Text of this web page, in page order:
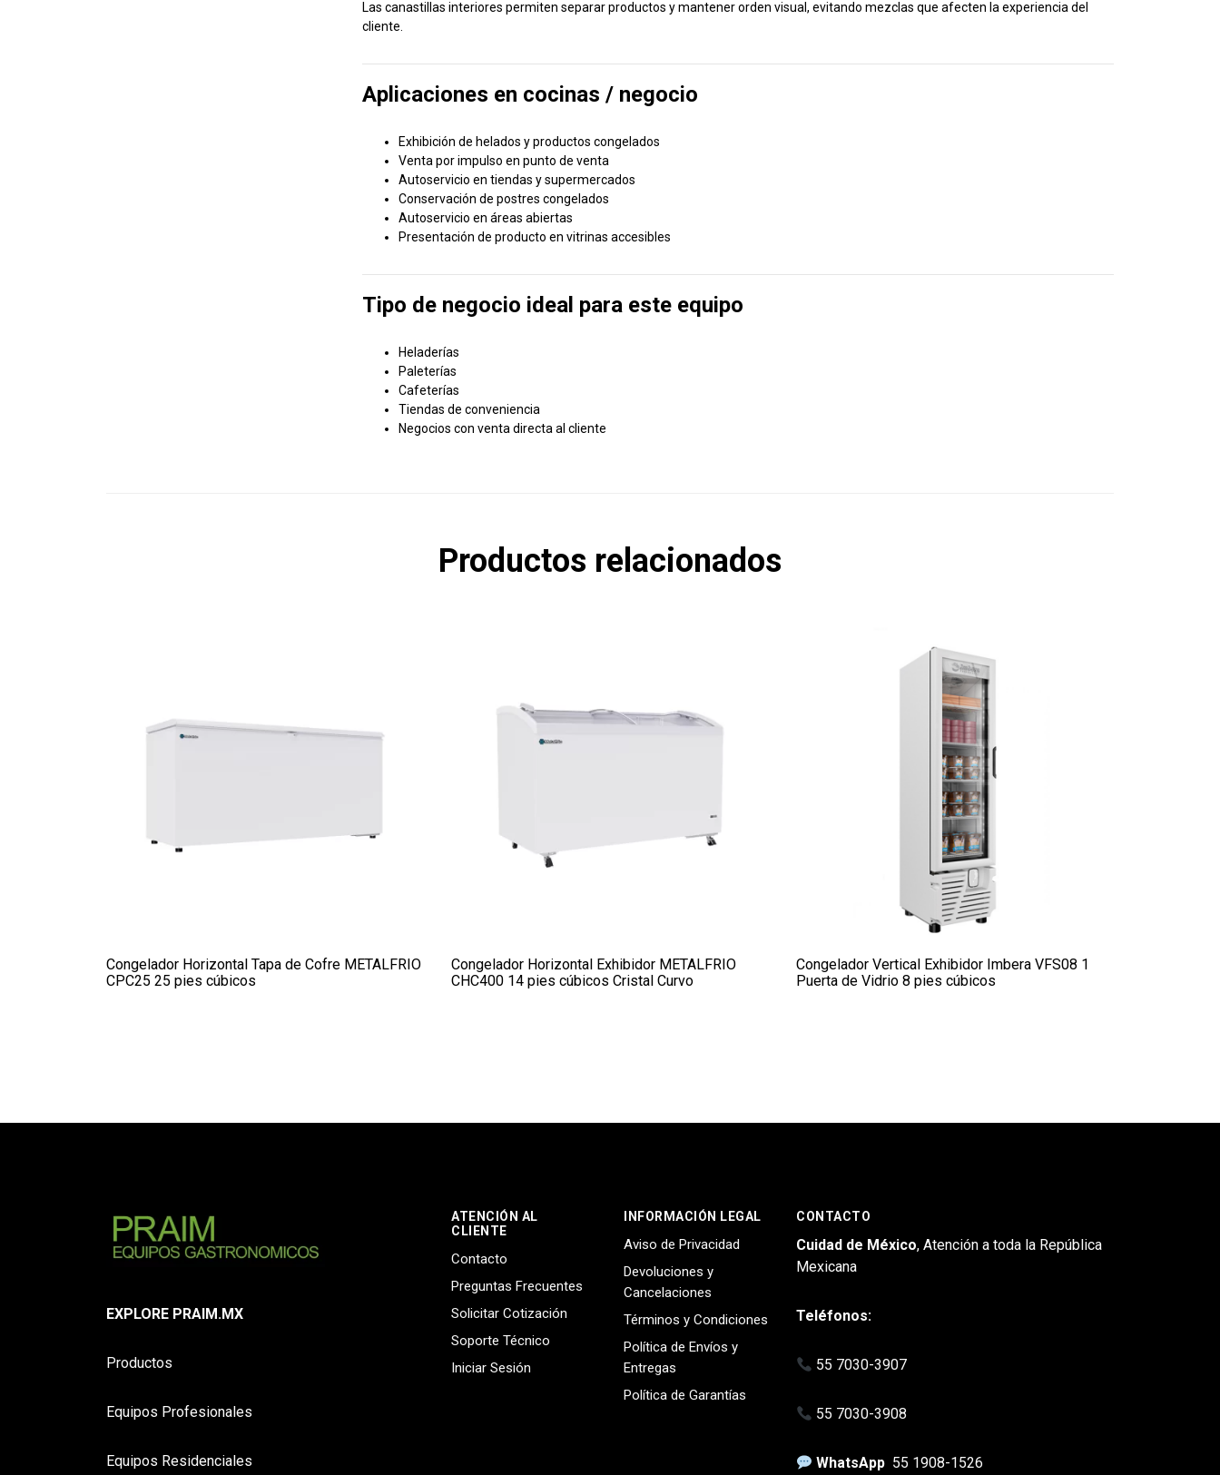
Las canastillas interiores permiten separar productos y mantener orden visual, evitando mezclas que afecten la experiencia del
cliente.
Aplicaciones en cocinas / negocio
Exhibición de helados y productos congelados
Venta por impulso en punto de venta
Autoservicio en tiendas y supermercados
Conservación de postres congelados
Autoservicio en áreas abiertas
Presentación de producto en vitrinas accesibles
Tipo de negocio ideal para este equipo
Heladerías
Paleterías
Cafeterías
Tiendas de conveniencia
Negocios con venta directa al cliente
Productos relacionados
Congelador Horizontal Tapa de Cofre METALFRIO
CPC25 25 pies cúbicos
Congelador Horizontal Exhibidor METALFRIO
CHC400 14 pies cúbicos Cristal Curvo
Congelador Vertical Exhibidor Imbera VFS08 1
Puerta de Vidrio 8 pies cúbicos
EXPLORE PRAIM.MX
Productos
Equipos Profesionales
Equipos Residenciales
ATENCIÓN AL
CLIENTE
Contacto
Preguntas Frecuentes
Solicitar Cotización
Soporte Técnico
Iniciar Sesión
INFORMACIÓN LEGAL
Aviso de Privacidad
Devoluciones y
Cancelaciones
Términos y Condiciones
Política de Envíos y
Entregas
Política de Garantías
CONTACTO
Cuidad de México, Atención a toda la República
Mexicana
Teléfonos:
55 7030-3907
55 7030-3908
WhatsApp 55 1908-1526